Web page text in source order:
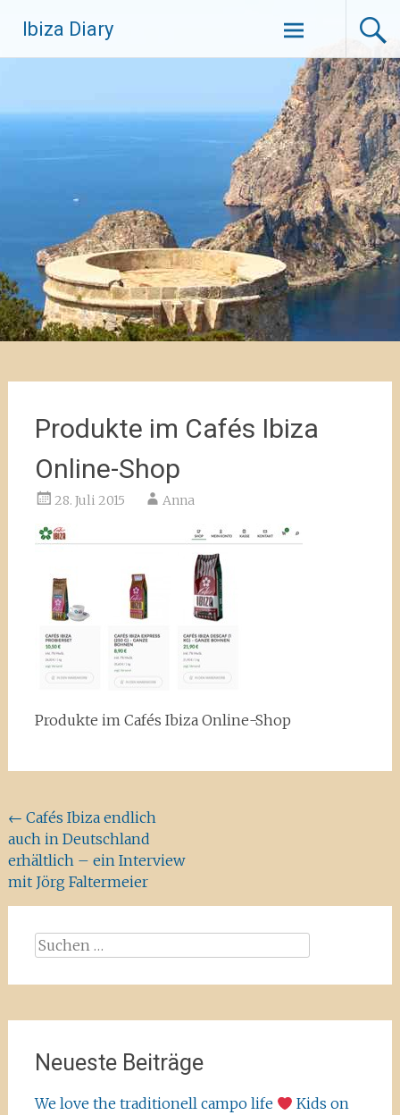
Inhalt
springen
Ibiza Diary
Produkte im Cafés Ibiza
Online-Shop
28. Juli 2015 Anna
Produkte im Cafés Ibiza Online-Shop
Beitragsnavigation
← Cafés Ibiza endlich
auch in Deutschland
erhältlich – ein Interview
mit Jörg Faltermeier
Suchen
Neueste Beiträge
We love the traditionell campo life
Kids on